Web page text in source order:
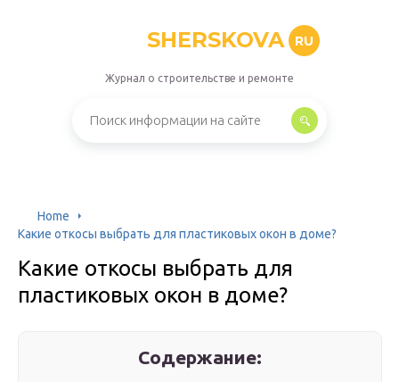
SHERSKOVA RU
Журнал о строительстве и ремонте
Home
Какие откосы выбрать для пластиковых окон в доме?
Какие откосы выбрать для
пластиковых окон в доме?
Содержание: